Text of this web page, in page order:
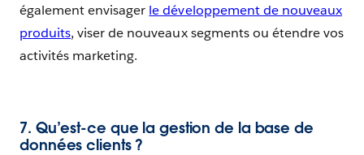
également envisager le développement de nouveaux
produits, viser de nouveaux segments ou étendre vos
activités marketing.
7. Qu’est-ce que la gestion de la base de
données clients ?